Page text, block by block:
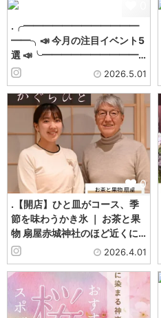
.╭━━━━━━━━━━━━
━━╮📣 今月の注目イベント5
選 📣╰━━━━━━━━━━…
2026.5.01
0
.【開店】ひと皿がコース、季
節を味わうかき氷 ｜ お茶と果
物 扇屋赤城神社のほど近くに…
2026.4.01